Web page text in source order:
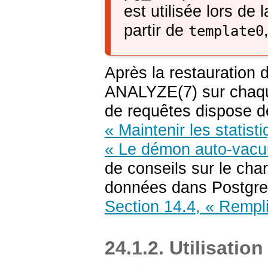
est utilisée lors de
partir de template0
Après la restauration
ANALYZE(7) sur
de requêtes dispose
« Maintenir les
« Le démon auto-
de conseils sur le
données dans
Section 14.4, «
24.1.2.